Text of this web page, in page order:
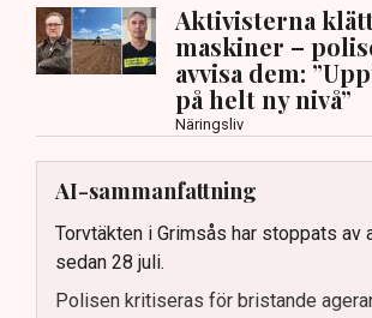
Aktivisterna
maskiner –
avvisa dem:
på helt ny nivå”
Näringsliv
AI-sammanfattning
Torvtäkten i Grimsås har stoppats av
sedan 28 juli.
Polisen kritiseras för bristande